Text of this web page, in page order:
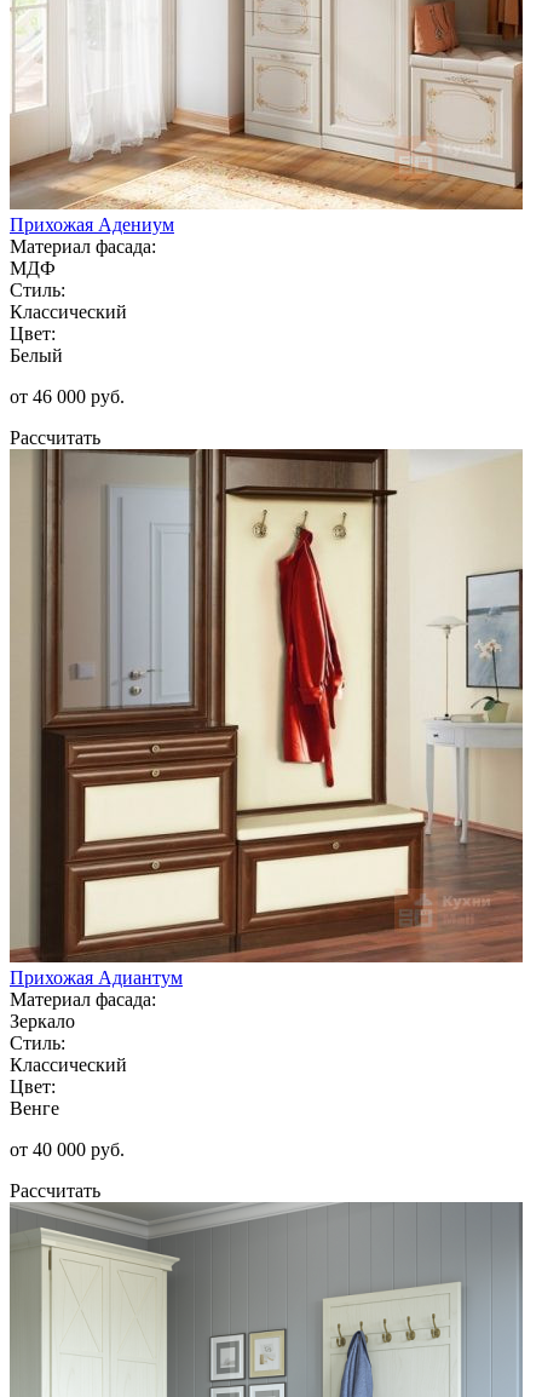
Прихожая Адениум
Материал фасада:
МДФ
Стиль:
Классический
Цвет:
Белый
от 46 000 руб.
Рассчитать
Прихожая Адиантум
Материал фасада:
Зеркало
Стиль:
Классический
Цвет:
Венге
от 40 000 руб.
Рассчитать